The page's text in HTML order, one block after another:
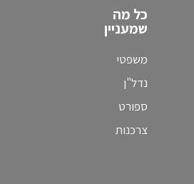
כל מה
שמעניין
משפטי
נדל"ן
ספורט
צרכנות